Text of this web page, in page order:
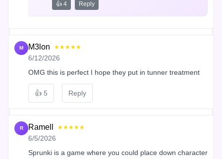
👍 4 Reply
M M3lon ★★★★★
6/12/2026
OMG this is perfect I hope they put in tunner treatment
👍 5 Reply
R Ramell ★★★★★
6/5/2026
Sprunki is a game where you could place down character